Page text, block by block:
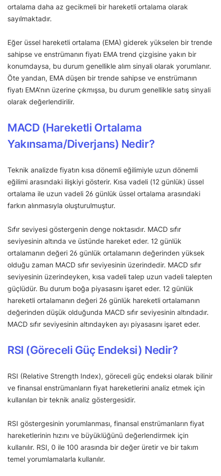
ortalama daha az gecikmeli bir hareketli ortalama olarak
sayılmaktadır.
Eğer üssel hareketli ortalama (EMA) giderek yükselen bir trende
sahipse ve enstrümanın fiyatı EMA trend çizgisine yakın bir
konumdaysa, bu durum genellikle alım sinyali olarak yorumlanır.
Öte yandan, EMA düşen bir trende sahipse ve enstrümanın
fiyatı EMA’nın üzerine çıkmışsa, bu durum genellikle satış sinyali
olarak değerlendirilir.
MACD (Hareketli Ortalama
Yakınsama/Diverjans) Nedir?
Teknik analizde fiyatın kısa dönemli eğilimiyle uzun dönemli
eğilimi arasındaki ilişkiyi gösterir. Kısa vadeli (12 günlük) üssel
ortalama ile uzun vadeli 26 günlük üssel ortalama arasındaki
farkın alınmasıyla oluşturulmuştur.
Sıfır seviyesi göstergenin denge noktasıdır. MACD sıfır
seviyesinin altında ve üstünde hareket eder. 12 günlük
ortalamanın değeri 26 günlük ortalamanın değerinden yüksek
olduğu zaman MACD sıfır seviyesinin üzerindedir. MACD sıfır
seviyesinin üzerindeyken, kısa vadeli talep uzun vadeli talepten
güçlüdür. Bu durum boğa piyasasını işaret eder. 12 günlük
hareketli ortalamanın değeri 26 günlük hareketli ortalamanın
değerinden düşük olduğunda MACD sıfır seviyesinin altındadır.
MACD sıfır seviyesinin altındayken ayı piyasasını işaret eder.
RSI (Göreceli Güç Endeksi) Nedir?
RSI (Relative Strength Index), göreceli güç endeksi olarak bilinir
ve finansal enstrümanların fiyat hareketlerini analiz etmek için
kullanılan bir teknik analiz göstergesidir.
RSI göstergesinin yorumlanması, finansal enstrümanların fiyat
hareketlerinin hızını ve büyüklüğünü değerlendirmek için
kullanılır. RSI, 0 ile 100 arasında bir değer üretir ve bir takım
temel yorumlamalarla kullanılır.